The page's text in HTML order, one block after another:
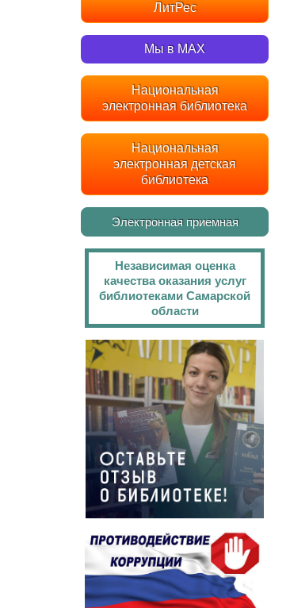
ЛитРес
Мы в MAX
Национальная
электронная библиотека
Национальная
электронная детская
библиотека
Электронная приемная
Независимая оценка
качества оказания услуг
библиотеками Самарской
области